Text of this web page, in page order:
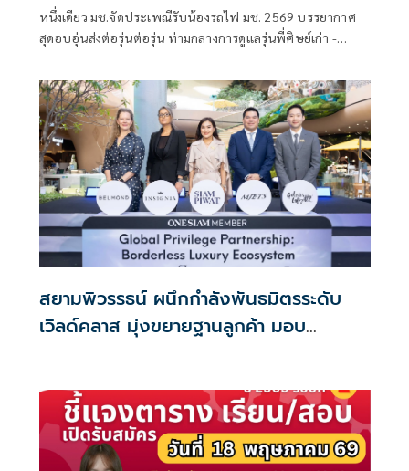
หนึ่งเดียว มช.จัดประเพณีรับน้องรถไฟ มช. 2569 บรรยากาศ
สุดอบอุ่นส่งต่อรุ่นต่อรุ่น ท่ามกลางการดูแลรุ่นพี่ศิษย์เก่า -
สยามพิวรรธน์ ผนึกกำลังพันธมิตรระดับ
เวิลด์คลาส มุ่งขยายฐานลูกค้า มอบ